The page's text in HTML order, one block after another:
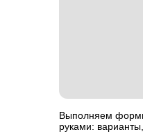
Выполняем
руками: